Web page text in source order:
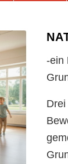
-ein